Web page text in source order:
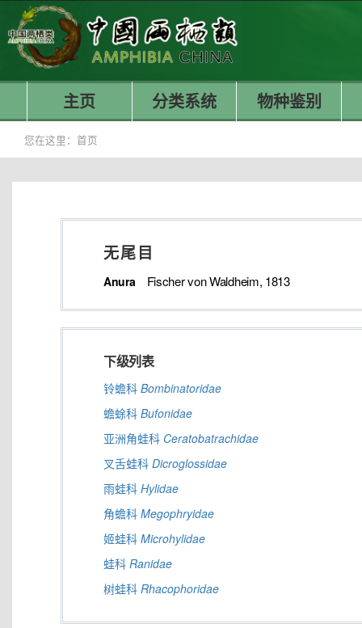
主页 分类系统 物种鉴别
您在这里： 首页
无尾目
Anura Fischer von Waldheim, 1813
下级列表
铃蟾科 Bombinatoridae
蟾蜍科 Bufonidae
亚洲角蛙科 Ceratobatrachidae
叉舌蛙科 Dicroglossidae
雨蛙科 Hylidae
角蟾科 Megophryidae
姬蛙科 Microhylidae
蛙科 Ranidae
树蛙科 Rhacophoridae